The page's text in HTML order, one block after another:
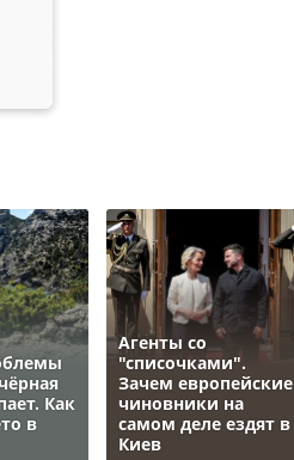
Как
в
Агенты со
"списочками".
Зачем европейские
чиновники на
самом деле ездят в
Киев